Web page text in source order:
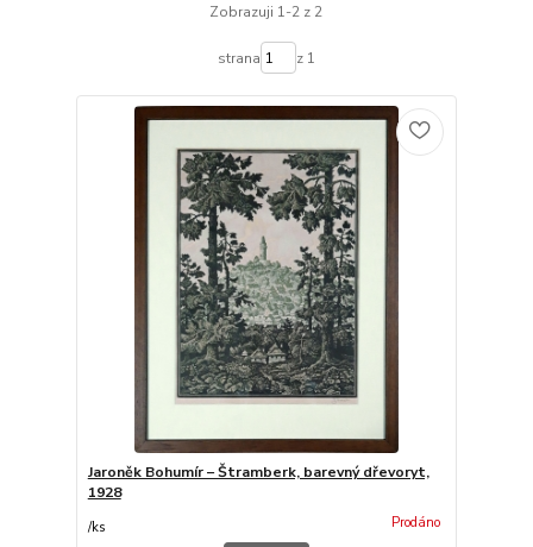
Zobrazuji 1-2 z 2
strana z 1
Jaroněk Bohumír – Štramberk, barevný dřevoryt,
1928
/ks Prodáno